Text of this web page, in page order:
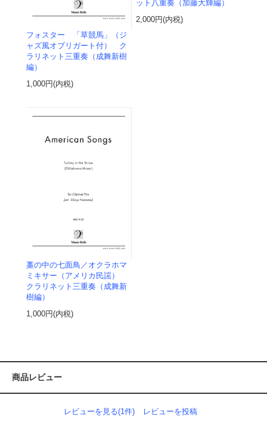
フォスター 「草競馬」（ジ
ャズ風オブリガート付） ク
ラリネット三重奏（成舞新樹
編）
1,000円(内税)
ット八重奏（加藤大輝編）
2,000円(内税)
藁の中の七面鳥／オクラホマ
ミキサー（アメリカ民謡）
クラリネット三重奏（成舞新
樹編）
1,000円(内税)
商品レビュー
レビューを見る(1件) レビューを投稿